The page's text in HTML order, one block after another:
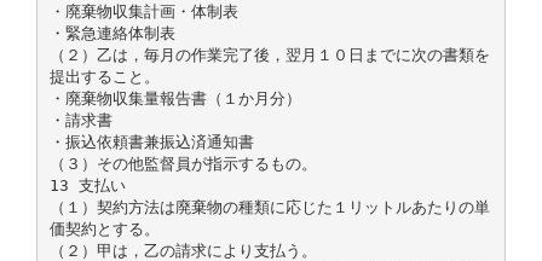
・廃棄物収集計画・体制表
・緊急連絡体制表
（２）乙は，毎月の作業完了後，翌月１０日までに次の書類を
提出すること。
・廃棄物収集量報告書（１か月分）
・請求書
・振込依頼書兼振込済通知書
（３）その他監督員が指示するもの。
13 支払い
（１）契約方法は廃棄物の種類に応じた１リットルあたりの単
価契約とする。
（２）甲は，乙の請求により支払う。